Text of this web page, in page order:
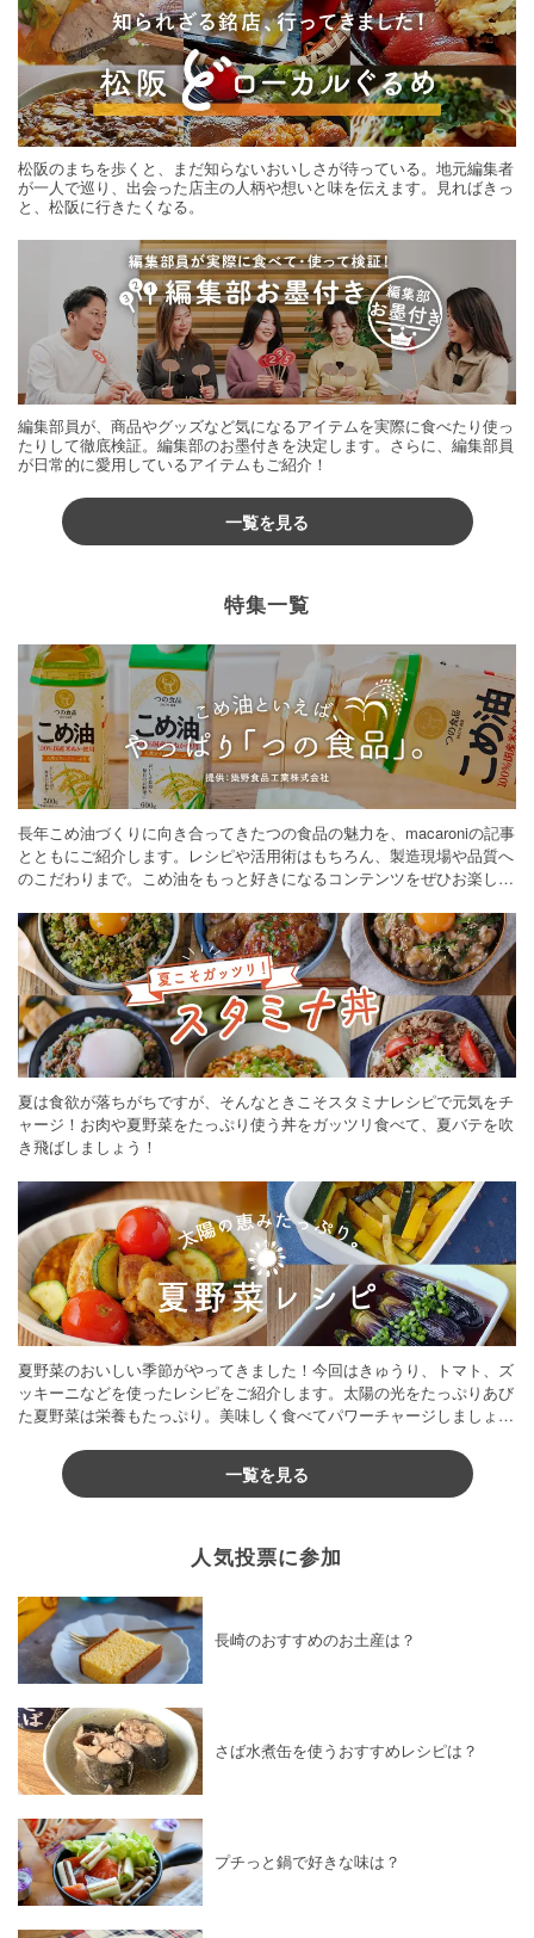
松阪のまちを歩くと、まだ知らないおいしさが待っている。地元編集者
が一人で巡り、出会った店主の人柄や想いと味を伝えます。見ればきっ
と、松阪に行きたくなる。
編集部員が、商品やグッズなど気になるアイテムを実際に食べたり使っ
たりして徹底検証。編集部のお墨付きを決定します。さらに、編集部員
が日常的に愛用しているアイテムもご紹介！
一覧を見る
特集一覧
長年こめ油づくりに向き合ってきたつの食品の魅力を、macaroniの記事
とともにご紹介します。レシピや活用術はもちろん、製造現場や品質へ
のこだわりまで。こめ油をもっと好きになるコンテンツをぜひお楽しみ
夏は食欲が落ちがちですが、そんなときこそスタミナレシピで元気をチ
ャージ！お肉や夏野菜をたっぷり使う丼をガッツリ食べて、夏バテを吹
き飛ばしましょう！
夏野菜のおいしい季節がやってきました！今回はきゅうり、トマト、ズ
ッキーニなどを使ったレシピをご紹介します。太陽の光をたっぷりあび
た夏野菜は栄養もたっぷり。美味しく食べてパワーチャージしましょう
一覧を見る
人気投票に参加
長崎のおすすめのお土産は？
さば水煮缶を使うおすすめレシピは？
プチっと鍋で好きな味は？